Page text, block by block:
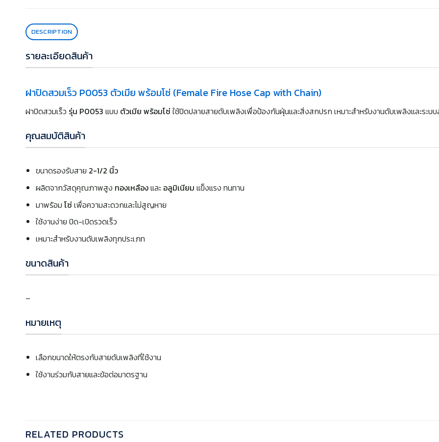
DESCRIPTION
รายละเอียดสินค้า
ฝาปิดสวมเร็ว P0053 ตัวเมีย พร้อมโซ่ (Female Fire Hose Cap with Chain)
ฝาปิดสวมเร็ว รุ่น P0053 แบบ ตัวเมีย พร้อมโซ่ ใช้ปิดปลายสายดับเพลิงเพื่อป้องกันฝุ่นและสิ่งสกปรก เหมาะสำหรับงานดับเพลิงและระบ
คุณสมบัติสินค้า
ขนาดรองรับสาย 2-1/2 นิ้ว
ผลิตจากวัสดุคุณภาพสูง ทองเหลืองและ อลูมิเนียม แข็งแรง ทนทาน
มาพร้อม โซ่ เพื่อความสะดวกและไม่สูญหาย
ใช้งานง่าย ปิด-เปิดรวดเร็ว
เหมาะสำหรับงานดับเพลิงทุกประเภท
ขนาดสินค้า
–
หมายเหตุ
เลือกขนาดให้ตรงกับสายดับเพลิงที่ใช้งาน
ใช้งานร่วมกับสายและข้อต่อมาตรฐาน
RELATED PRODUCTS